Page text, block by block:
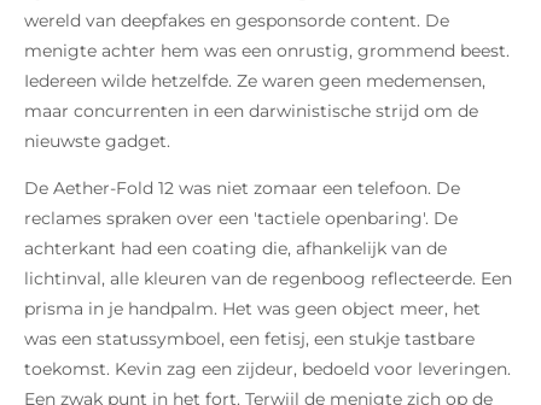
wereld van deepfakes en gesponsorde content. De
menigte achter hem was een onrustig, grommend beest.
Iedereen wilde hetzelfde. Ze waren geen medemensen,
maar concurrenten in een darwinistische strijd om de
nieuwste gadget.
De Aether-Fold 12 was niet zomaar een telefoon. De
reclames spraken over een 'tactiele openbaring'. De
achterkant had een coating die, afhankelijk van de
lichtinval, alle kleuren van de regenboog reflecteerde. Een
prisma in je handpalm. Het was geen object meer, het
was een statussymboel, een fetisj, een stukje tastbare
toekomst. Kevin zag een zijdeur, bedoeld voor leveringen.
Een zwak punt in het fort. Terwijl de menigte zich op de